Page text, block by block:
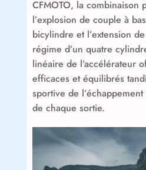
CFMOTO, la combinaison
l’explosion de couple à
bicylindre et l’extension
régime d’un quatre
linéaire de l’accélérateur
efficaces et équilibrés
sportive de
de chaque sortie.